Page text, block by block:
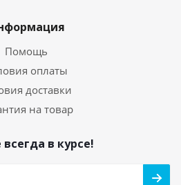
Помощь
оплаты
доставки
на товар
в курсе!